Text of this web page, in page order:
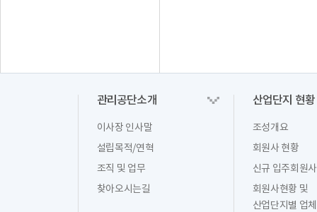
관리공단소개
이사장 인사말
설립목적/연혁
조직 및 업무
찾아오시는길
산업단지 현황
조성개요
회원사 현황
신규 입주회원사
회원사현황 및
산업단지별 업